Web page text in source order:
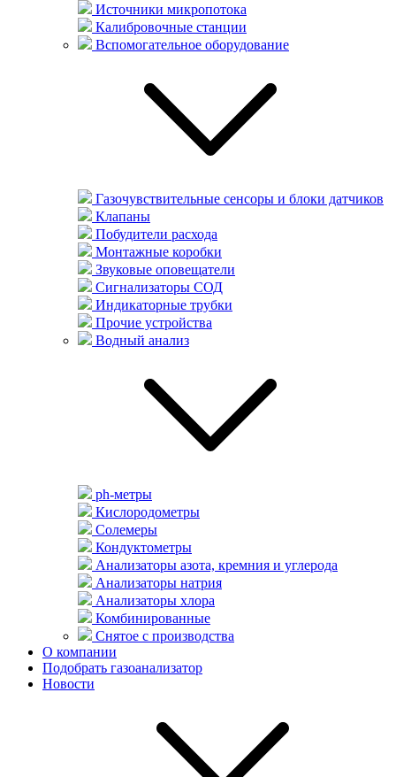
Источники микропотока
Калибровочные станции
Вспомогательное оборудование
Газочувствительные сенсоры и блоки датчиков
Клапаны
Побудители расхода
Монтажные коробки
Звуковые оповещатели
Сигнализаторы СОД
Индикаторные трубки
Прочие устройства
Водный анализ
ph-метры
Кислородометры
Солемеры
Кондуктометры
Анализаторы азота, кремния и углерода
Анализаторы натрия
Анализаторы хлора
Комбинированные
Снятое с производства
О компании
Подобрать газоанализатор
Новости